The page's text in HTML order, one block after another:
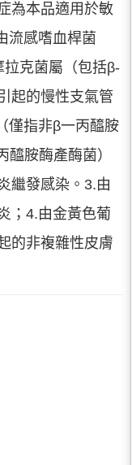
為本品適用於敏
流感嗜血桿菌
拉克菌屬（包括β-
起的慢性支氣管
僅指非β一丙醯胺
胺酶產酶菌）
繼發感染。3.由
；4.由金黃色葡
的非複雜性皮膚